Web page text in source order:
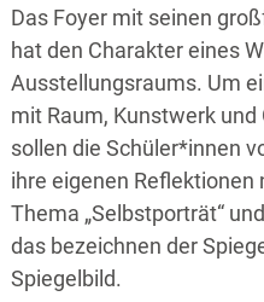
Das Foyer mit seinen
hat den Charakter eines
Ausstellungsraums. Um
mit Raum, Kunstwerk
sollen die Schüler*innen
ihre eigenen Reflektionen
Thema „Selbstporträt“
das bezeichnen der
Spiegelbild.